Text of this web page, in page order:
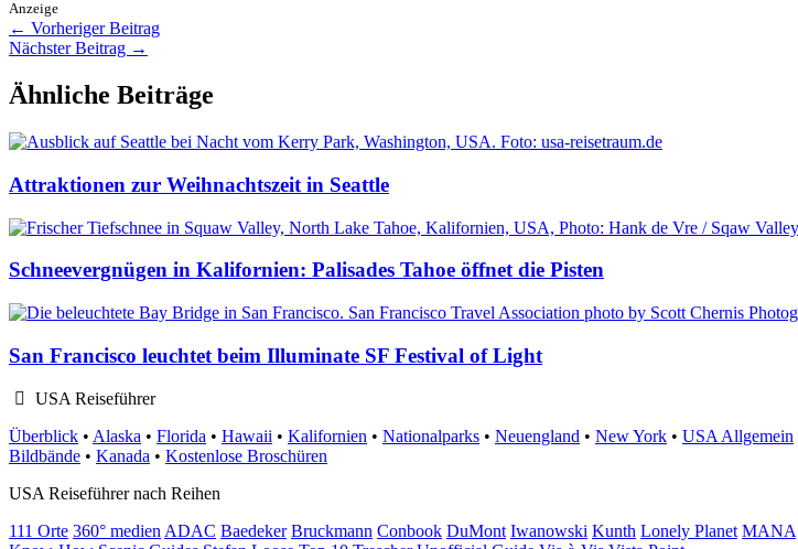
Anzeige
← Vorheriger Beitrag
Nächster Beitrag →
Ähnliche Beiträge
Attraktionen zur Weihnachtszeit in Seattle
Schneevergnügen in Kalifornien: Palisades Tahoe öffnet die Pisten
San Francisco leuchtet beim Illuminate SF Festival of Light
USA Reiseführer
Überblick • Alaska • Florida • Hawaii • Kalifornien • Nationalparks • Neuengland • New York • USA Allgemein
Bildbände • Kanada • Kostenlose Broschüren
USA Reiseführer nach Reihen
111 Orte 360° medien ADAC Baedeker Bruckmann Conbook DuMont Iwanowski Kunth Lonely Planet MANA